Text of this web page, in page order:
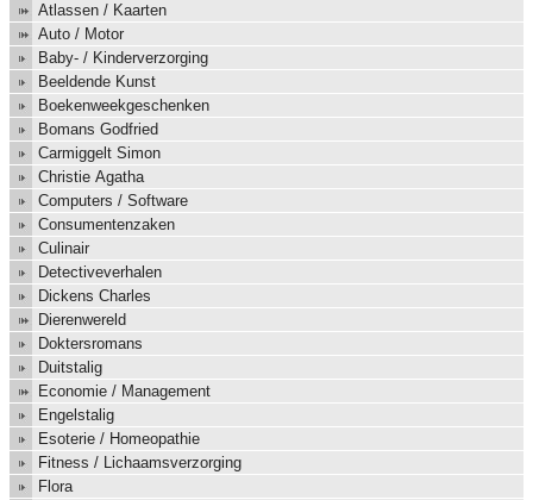
Atlassen / Kaarten
Auto / Motor
Baby- / Kinderverzorging
Beeldende Kunst
Boekenweekgeschenken
Bomans Godfried
Carmiggelt Simon
Christie Agatha
Computers / Software
Consumentenzaken
Culinair
Detectiveverhalen
Dickens Charles
Dierenwereld
Doktersromans
Duitstalig
Economie / Management
Engelstalig
Esoterie / Homeopathie
Fitness / Lichaamsverzorging
Flora